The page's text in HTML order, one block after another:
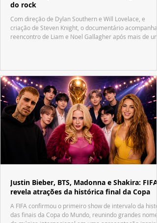
do rock
Com direção de Dylan Southern e Will Lovelace, e
criação de Steven Knight, o documentário acompanha
reencontro de Liam e Noel Gallagher após mais de
Justin Bieber, BTS, Madonna e Shakira: FIFA
revela atrações da histórica final da Copa
A FIFA confirmou o primeiro show de intervalo da
das finais da Copa do Mundo, reunindo grandes nomes